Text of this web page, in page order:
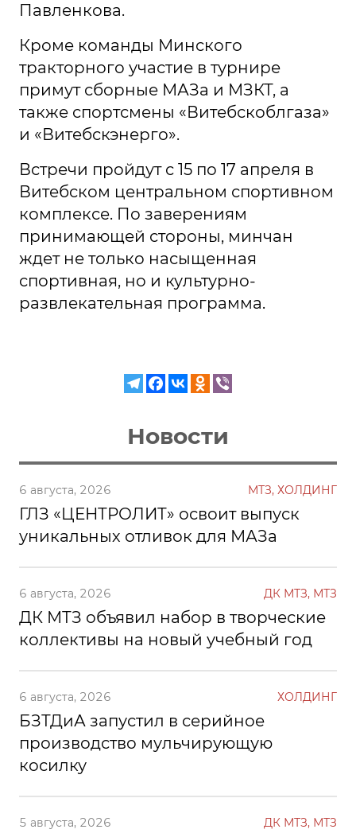
Павленкова.
Кроме команды Минского
тракторного участие в турнире
примут сборные МАЗа и МЗКТ, а
также спортсмены «Витебскоблгаза»
и «Витебскэнерго».
Встречи пройдут с 15 по 17 апреля в
Витебском центральном спортивном
комплексе. По заверениям
принимающей стороны, минчан
ждет не только насыщенная
спортивная, но и культурно-
развлекательная программа.
Новости
6 августа, 2026 МТЗ, ХОЛДИНГ
ГЛЗ «ЦЕНТРОЛИТ» освоит выпуск
уникальных отливок для МАЗа
6 августа, 2026 ДК МТЗ, МТЗ
ДК МТЗ объявил набор в творческие
коллективы на новый учебный год
6 августа, 2026 ХОЛДИНГ
БЗТДиА запустил в серийное
производство мульчирующую
косилку
5 августа, 2026 ДК МТЗ, МТЗ